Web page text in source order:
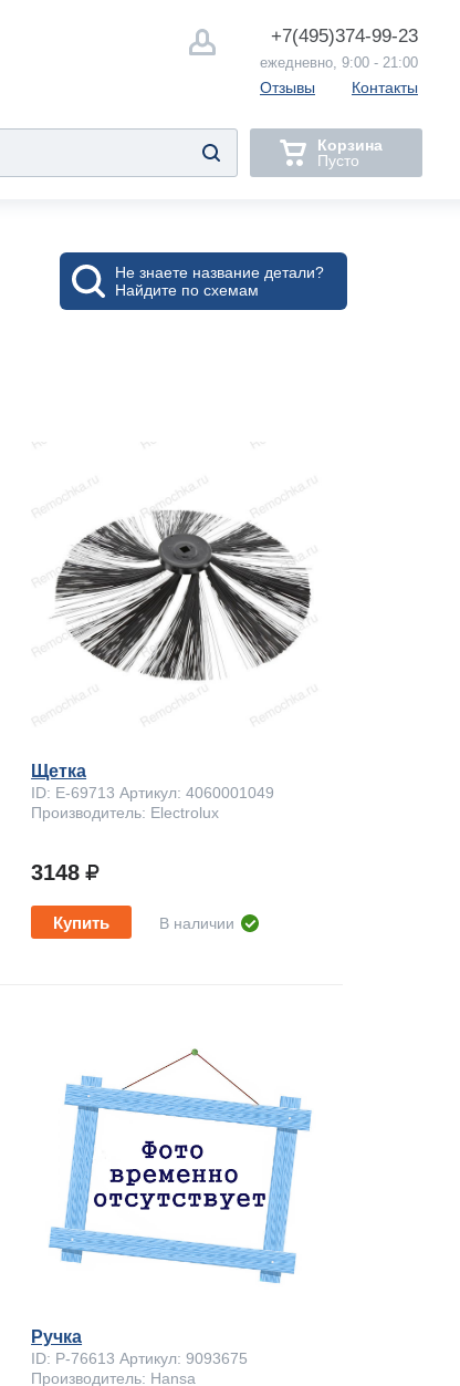
+7(495)374-99-23
ежедневно, 9:00 - 21:00
Отзывы Контакты
Корзина
Пусто
Не знаете название детали?
Найдите по схемам
Щетка
ID: E-69713 Артикул: 4060001049
Производитель: Electrolux
3148
Купить В наличии
Ручка
ID: P-76613 Артикул: 9093675
Производитель: Hansa